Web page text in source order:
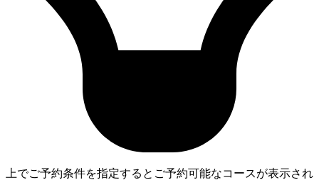
上でご予約条件を指定するとご予約可能なコースが表示され